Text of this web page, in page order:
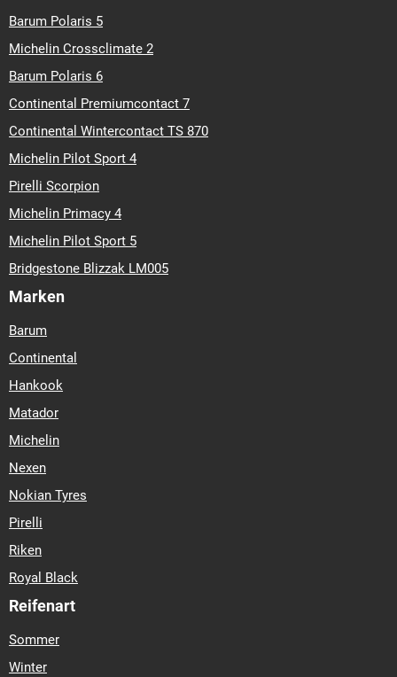
Barum Polaris 5
Michelin Crossclimate 2
Barum Polaris 6
Continental Premiumcontact 7
Continental Wintercontact TS 870
Michelin Pilot Sport 4
Pirelli Scorpion
Michelin Primacy 4
Michelin Pilot Sport 5
Bridgestone Blizzak LM005
Marken
Barum
Continental
Hankook
Matador
Michelin
Nexen
Nokian Tyres
Pirelli
Riken
Royal Black
Reifenart
Sommer
Winter